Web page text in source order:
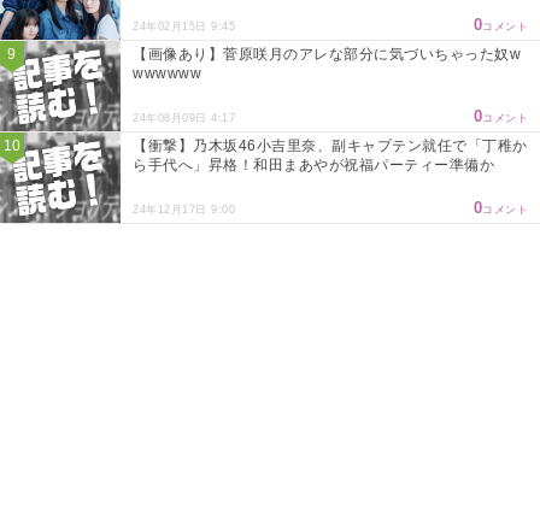
24年02月15日 9:45 0コメント
【画像あり】菅原咲月のアレな部分に気づいちゃった奴w
wwwwww
24年08月09日 4:17 0コメント
【衝撃】乃木坂46小吉里奈、副キャプテン就任で「丁稚か
ら手代へ」昇格！和田まあやが祝福パーティー準備か
24年12月17日 9:00 0コメント